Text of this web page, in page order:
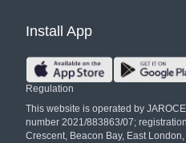
Regulation
This website is operated by
number 2021/883863/07;
Crescent, Beacon Bay, East
Install App